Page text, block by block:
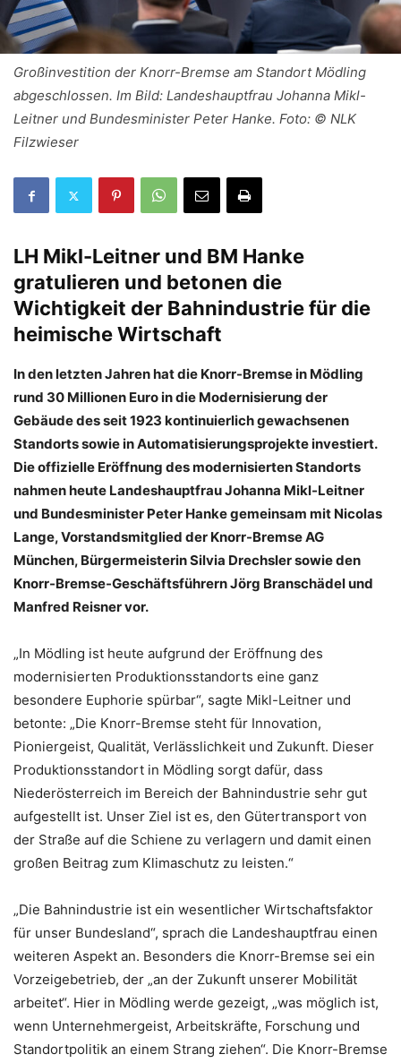
Großinvestition der Knorr-Bremse am Standort Mödling
abgeschlossen. Im Bild: Landeshauptfrau Johanna Mikl-
Leitner und Bundesminister Peter Hanke. Foto: © NLK
Filzwieser
LH Mikl-Leitner und BM Hanke
gratulieren und betonen die
Wichtigkeit der Bahnindustrie für die
heimische Wirtschaft
In den letzten Jahren hat die Knorr-Bremse in Mödling
rund 30 Millionen Euro in die Modernisierung der
Gebäude des seit 1923 kontinuierlich gewachsenen
Standorts sowie in Automatisierungsprojekte investiert.
Die offizielle Eröffnung des modernisierten Standorts
nahmen heute Landeshauptfrau Johanna Mikl-Leitner
und Bundesminister Peter Hanke gemeinsam mit Nicolas
Lange, Vorstandsmitglied der Knorr-Bremse AG
München, Bürgermeisterin Silvia Drechsler sowie den
Knorr-Bremse-Geschäftsführern Jörg Branschädel und
Manfred Reisner vor.
„In Mödling ist heute aufgrund der Eröffnung des
modernisierten Produktionsstandorts eine ganz
besondere Euphorie spürbar“, sagte Mikl-Leitner und
betonte: „Die Knorr-Bremse steht für Innovation,
Pioniergeist, Qualität, Verlässlichkeit und Zukunft. Dieser
Produktionsstandort in Mödling sorgt dafür, dass
Niederösterreich im Bereich der Bahnindustrie sehr gut
aufgestellt ist. Unser Ziel ist es, den Gütertransport von
der Straße auf die Schiene zu verlagern und damit einen
großen Beitrag zum Klimaschutz zu leisten.“
„Die Bahnindustrie ist ein wesentlicher Wirtschaftsfaktor
für unser Bundesland“, sprach die Landeshauptfrau einen
weiteren Aspekt an. Besonders die Knorr-Bremse sei ein
Vorzeigebetrieb, der „an der Zukunft unserer Mobilität
arbeitet“. Hier in Mödling werde gezeigt, „was möglich ist,
wenn Unternehmergeist, Arbeitskräfte, Forschung und
Standortpolitik an einem Strang ziehen“. Die Knorr-Bremse